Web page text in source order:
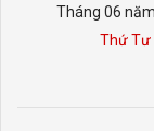
Tháng 06
Thứ Tư